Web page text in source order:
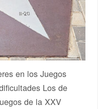
en los Juegos
Los de
de la XXV